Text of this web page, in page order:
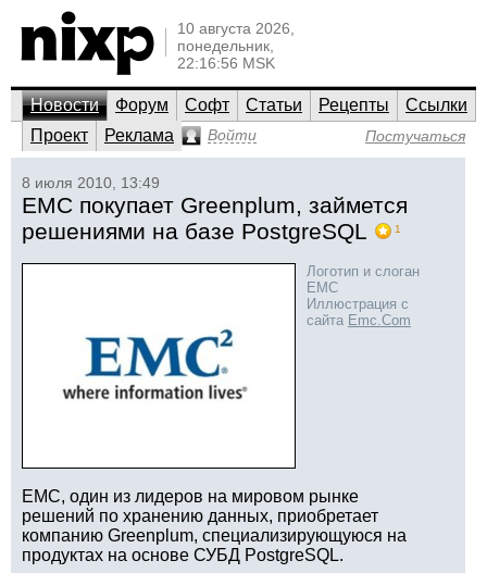
10 августа 2026,
понедельник,
22:16:56 MSK
Новости Форум Софт Статьи Рецепты
Ссылки
Проект
Реклама Войти Постучаться
8 июля 2010, 13:49
EMC покупает Greenplum, займется
решениями на базе PostgreSQL
1
Логотип и слоган
EMC
Иллюстрация с
сайта Emc.Com
EMC, один из лидеров на мировом рынке
решений по хранению данных, приобретает
компанию Greenplum, специализирующуюся на
продуктах на основе СУБД PostgreSQL.